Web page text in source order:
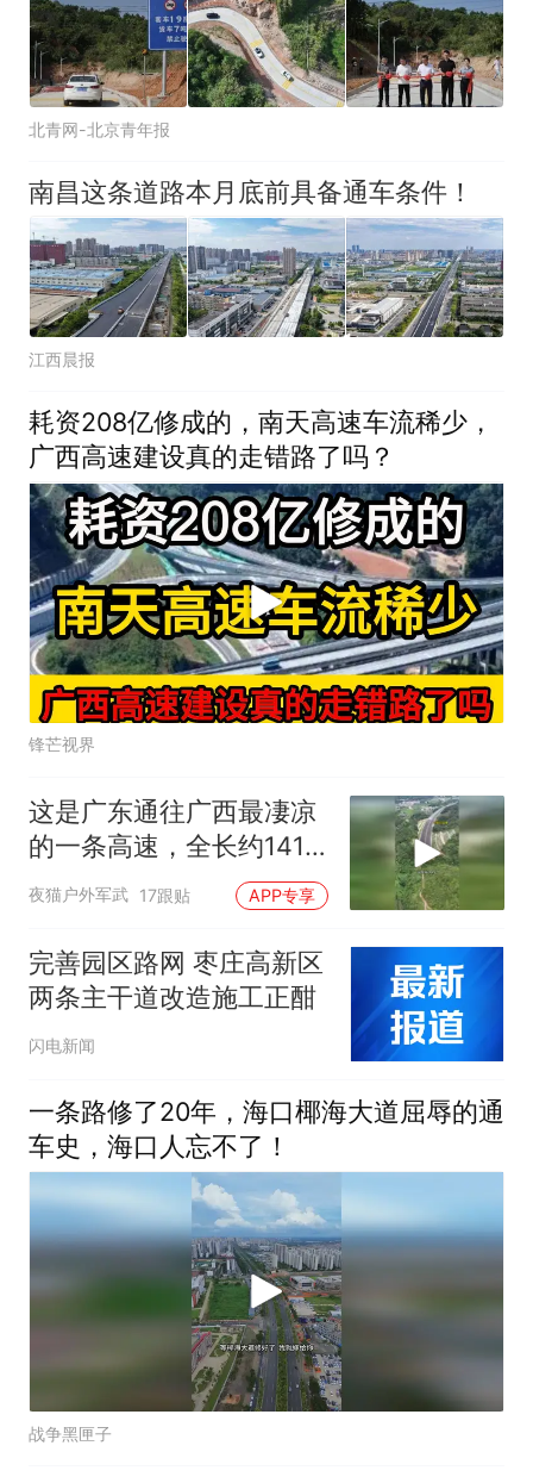
北青网-北京青年报
南昌这条道路本月底前具备通车条件！
江西晨报
耗资208亿修成的，南天高速车流稀少，
广西高速建设真的走错路了吗？
锋芒视界
这是广东通往广西最凄凉
的一条高速，全长约141
公里，
夜猫户外军武 17跟贴 APP专享
完善园区路网 枣庄高新区
两条主干道改造施工正酣
闪电新闻
一条路修了20年，海口椰海大道屈辱的通
车史，海口人忘不了！
战争黑匣子